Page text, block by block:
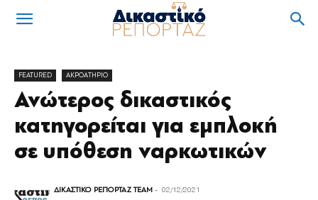
FEATURED ΑΚΡΟΑΤΗΡΙΟ
Ανώτερος δικαστικός
κατηγορείται για εμπλοκή
σε υπόθεση ναρκωτικών
ΔΙΚΑΣΤΙΚΟ ΡΕΠΟΡΤΑΖ TEAM - 02/12/2021